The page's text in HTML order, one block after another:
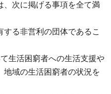
、次に掲げる事項を全て満
する非営利の団体であるこ
生活困窮者への生活支援や
地域の生活困窮者の状況を